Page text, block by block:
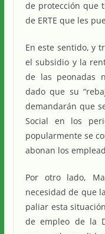
de protección que
de ERTE que les
En este sentido, y
el subsidio y la
de las peonadas
dado que su
demandarán que
Social en los
popularmente se
abonan los
Por otro lado,
necesidad de que
paliar esta
de empleo de la